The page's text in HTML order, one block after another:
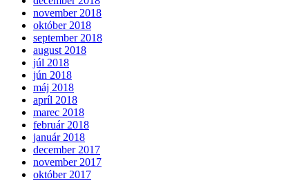
november 2018
október 2018
september 2018
august 2018
júl 2018
jún 2018
máj 2018
apríl 2018
marec 2018
február 2018
január 2018
december 2017
november 2017
október 2017